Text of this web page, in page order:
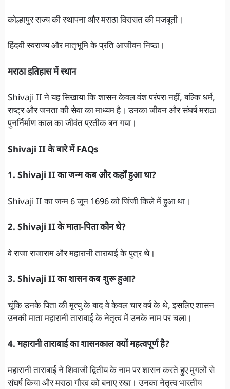
कोल्हापुर राज्य की स्थापना और मराठा विरासत की मजबूती।
हिंदवी स्वराज्य और मातृभूमि के प्रति आजीवन निष्ठा।
मराठा इतिहास में स्थान
Shivaji II ने यह सिखाया कि शासन केवल वंश परंपरा नहीं, बल्कि धर्म,
राष्ट्र और जनता की सेवा का माध्यम है। उनका जीवन और संघर्ष मराठा
पुनर्निर्माण काल का जीवंत प्रतीक बन गया।
Shivaji II के बारे में FAQs
1. Shivaji II का जन्म कब और कहाँ हुआ था?
Shivaji II का जन्म 6 जून 1696 को जिंजी किले में हुआ था।
2. Shivaji II के माता-पिता कौन थे?
वे राजा राजाराम और महारानी ताराबाई के पुत्र थे।
3. Shivaji II का शासन कब शुरू हुआ?
चूंकि उनके पिता की मृत्यु के बाद वे केवल चार वर्ष के थे, इसलिए शासन
उनकी माता महारानी ताराबाई के नेतृत्व में उनके नाम पर चला।
4. महारानी ताराबाई का शासनकाल क्यों महत्वपूर्ण है?
महारानी ताराबाई ने शिवाजी द्वितीय के नाम पर शासन करते हुए मुगलों से
संघर्ष किया और मराठा गौरव को बनाए रखा। उनका नेतृत्व भारतीय